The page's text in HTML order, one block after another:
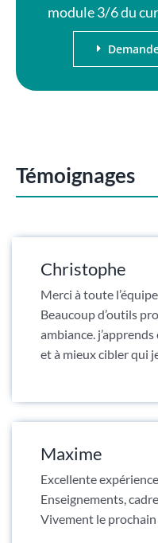
module 3/6 du
Témoignages
Christophe
Merci à toute
Beaucoup d’outils
ambiance.
et à mieux cibler qui
Maxime
Excellente
Enseignements,
Vivement le